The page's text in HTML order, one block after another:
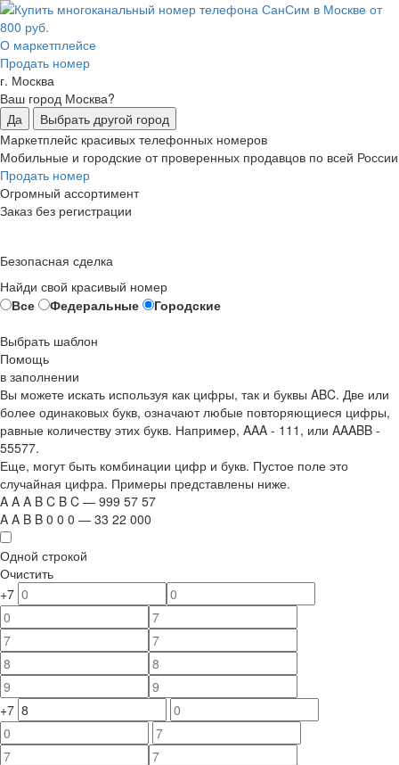
О маркетплейсе
Продать номер
г. Москва
Ваш город Москва?
Да
Выбрать другой город
Маркетплейс красивых телефонных номеров
Мобильные и городские от проверенных продавцов по всей России
Продать номер
Огромный ассортимент
Заказ без регистрации
Безопасная сделка
Найди свой красивый номер
Все
Федеральные
Городские
Выбрать шаблон
Помощь
в заполнении
Вы можете искать используя как цифры, так и буквы ABC. Две или
более одинаковых букв, означают любые повторяющиеся цифры,
равные количеству этих букв. Например, AAA - 111 , или AAABB -
55577.
Еще, могут быть комбинации цифр и букв. Пустое поле это
случайная цифра. Примеры представлены ниже.
A A A B C B C — 999 57 57
A A B B 0 0 0 — 33 22 000
Одной строкой
Очистить
+7
+7